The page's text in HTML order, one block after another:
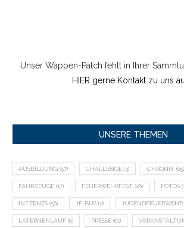
Unser Wappen-Patch fehlt in Ihrer
HIER gerne Kontakt zu uns auf
UNSERE THEMEN
AUSBILDUNG (57) CHALLENGE (3) CHRONIK (89)
FAHRZEUGE (17) FEUERWEHRFEST (26) FOTOS
INTERNES (56) JF-BUS (2) JUGENDFEUERWEHR
LATERNENLAUF (6) PRESSE (61)